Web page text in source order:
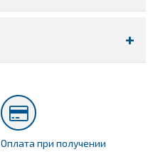
Оплата при получении